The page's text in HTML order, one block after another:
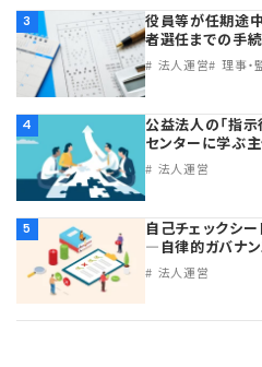
法改正-法人運営
電子帳簿保存法
カレンダー
NEWS・TOPIC・特報
【連載】オピニオンリーダー
【連載】会計相談室
【連載】公益法人運営実務の
【連載】公益法人会計検定試
【連載】採用・定着・育成のた
【連載】事例に学ぶ立入検査
【連載】シェアコモン200イン
【連載】シェアコモン200 誌上
【連載】実務と税務のポイント
【連載】事務局だよりPLUS
公益・一般法人オンラインとは
登録案内
専門誌一覧
お問合せ
プライバシーポリシー
3
役員等が任期途
者選任までの手
法人運営 理事・
4
公益法人の「指
センターに学ぶ
法人運営
5
自己チェックシ
―自律的ガバナ
法人運営